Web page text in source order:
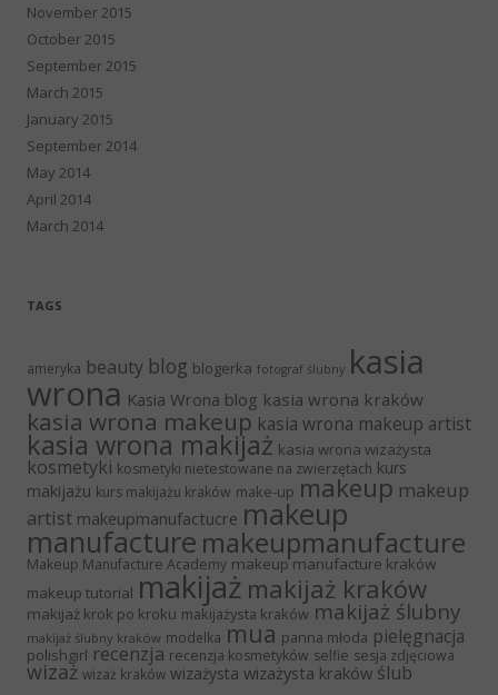
November 2015
October 2015
September 2015
March 2015
January 2015
September 2014
May 2014
April 2014
March 2014
TAGS
ameryka beauty blog blogerka fotograf ślubny kasia
wrona Kasia Wrona blog kasia wrona kraków
kasia wrona makeup kasia wrona makeup artist
kasia wrona makijaż kasia wrona wizażysta
kosmetyki kosmetyki nietestowane na zwierzętach kurs
makijażu kurs makijażu kraków make-up makeup makeup
artist makeupmanufactucre makeup
manufacture makeupmanufacture
Makeup Manufacture Academy makeup manufacture kraków
makeup tutorial makijaż makijaż kraków
makijaż krok po kroku makijażysta kraków makijaż ślubny
makijaż ślubny kraków modelka mua panna młoda pielęgnacja
polishgirl recenzja recenzja kosmetyków selfie sesja zdjęciowa
wizaż wizaż kraków wizażysta wizażysta kraków ślub